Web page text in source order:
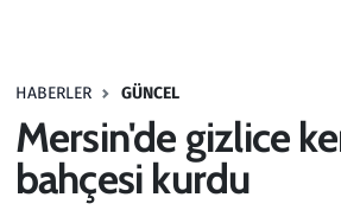
HABERLER GÜNCEL
Mersin'de gizlice
bahçesi kurdu
Haber
Kültür Sanat